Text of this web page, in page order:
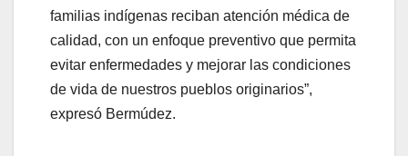
familias indígenas reciban atención médica de
calidad, con un enfoque preventivo que permita
evitar enfermedades y mejorar las condiciones
de vida de nuestros pueblos originarios”,
expresó Bermúdez.